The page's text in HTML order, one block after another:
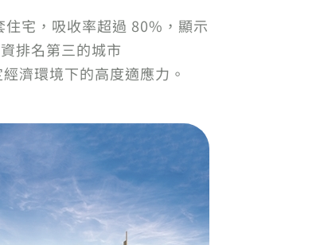
宅，吸收率超過 80%，顯示
排名第三的城市
濟環境下的高度適應力。